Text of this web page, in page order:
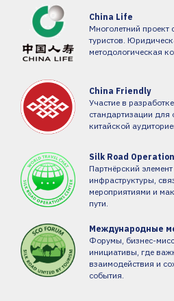
China Life
Многолетний проект
туристов.
методологическая
China Friendly
Участие в
стандартизации
китайской
Silk Road
Партнёрский
инфраструктуры,
мероприятиями и
пути.
Международные
Форумы, бизнес-
инициативы, где
взаимодействия и
события.